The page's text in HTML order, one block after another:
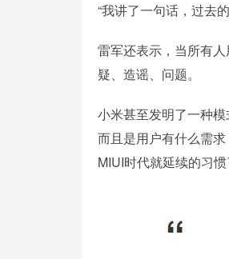
“我讲了一句话，过去
雷军还表示，当所有
疑、造谣、问题。
小米甚至发明了一种
而且是用户有什么需
MIUI时代就延续的习惯